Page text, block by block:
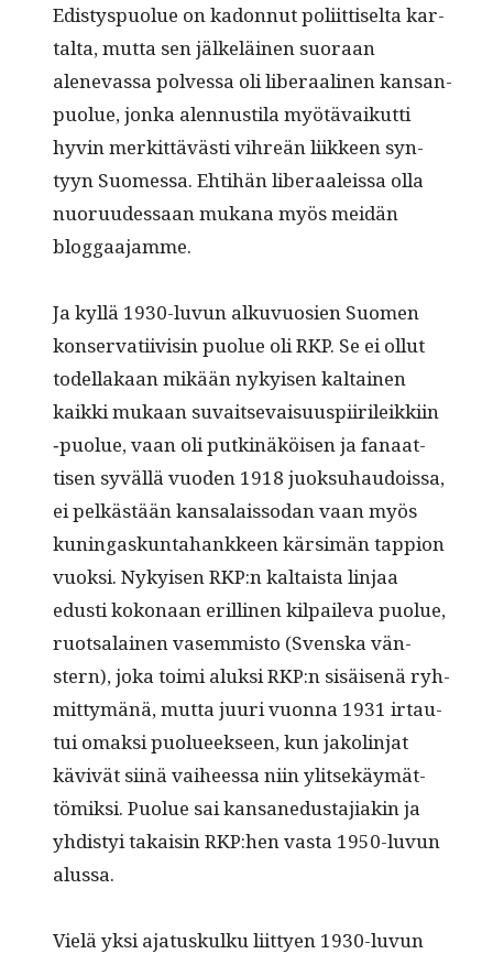
Edis­tyspuolue on kadon­nut poli­it­tiselta kar­
tal­ta, mut­ta sen jälkeläi­nen suo­raan
alenevas­sa polves­sa oli lib­er­aa­li­nen kansan­
puolue, jon­ka alen­nusti­la myötä­vaikut­ti
hyvin merkit­tävästi vihreän liik­keen syn­
tyyn Suomes­sa. Ehti­hän lib­er­aaleis­sa olla
nuoru­udessaan mukana myös mei­dän
bloggaajamme.
Ja kyl­lä 1930-luvun alku­vu­osien Suomen
kon­ser­vati­ivisin puolue oli RKP. Se ei ollut
todel­lakaan mikään nykyisen kaltainen
kaik­ki mukaan suvait­se­vaisu­us­pi­ir­ileikki­in
‑puolue, vaan oli putk­inäköisen ja fanaat­
tisen syväl­lä vuo­den 1918 juok­suhau­dois­sa,
ei pelkästään kansalais­so­dan vaan myös
kuningaskun­ta­hankkeen kär­simän tap­pi­on
vuok­si. Nykyisen RKP:n kaltaista lin­jaa
edusti kokon­aan erilli­nen kil­pail­e­va puolue,
ruot­salainen vasem­mis­to (Sven­s­ka vän­
stern), joka toi­mi aluk­si RKP:n sisäisenä ryh­
mit­tymänä, mut­ta juuri vuon­na 1931 irtau­
tui omak­si puolueek­seen, kun jakolin­jat
kävivät siinä vai­heessa niin ylit­sekäymät­
tömik­si. Puolue sai kansane­dus­ta­ji­akin ja
yhdis­tyi takaisin RKP:hen vas­ta 1950-luvun
alussa.
Vielä yksi aja­tuskulku liit­tyen 1930-luvun